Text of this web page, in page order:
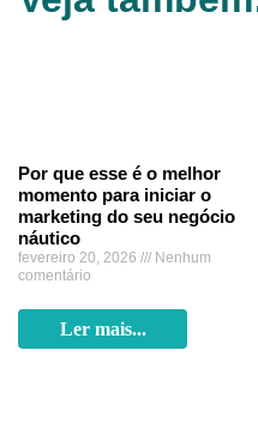
Por que esse é o melhor
momento para iniciar o
marketing do seu negócio
náutico
fevereiro 20, 2026
Nenhum
comentário
Ler mais...